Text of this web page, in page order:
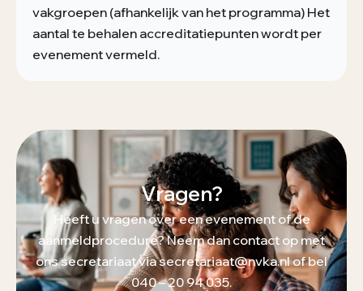
vakgroepen (afhankelijk van het programma) Het
aantal te behalen accreditatiepunten wordt per
evenement vermeld.
Vragen?
Heeft u vragen over een evenement of de
aanmeldprocedure? Neem dan contact op met
ons secretariaat via secretariaat@nvka.nl of bel
040 – 20 94 035.